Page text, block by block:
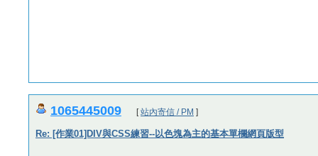
1065445009 [站內寄信 / PM ]
Re: [作業01]DIV與CSS練習--以色塊為主的基本單欄網頁版型